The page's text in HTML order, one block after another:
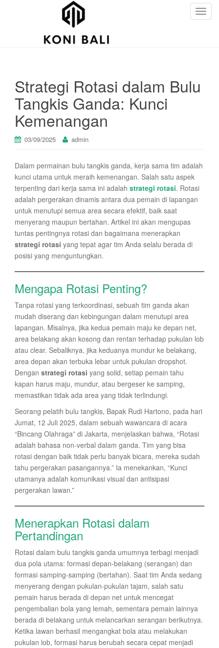
T
o
Strategi Rotasi dalam Bulu
Tangkis Ganda: Kunci
Kemenangan
03/09/2025 admin
Dalam permainan bulu tangkis ganda, kerja sama tim adalah
kunci utama untuk meraih kemenangan. Salah satu aspek
terpenting dari kerja sama ini adalah strategi rotasi. Rotasi
adalah pergerakan dinamis antara dua pemain di lapangan
untuk menutupi semua area secara efektif, baik saat
menyerang maupun bertahan. Artikel ini akan mengupas
tuntas pentingnya rotasi dan bagaimana menerapkan
strategi rotasi yang tepat agar tim Anda selalu berada di
posisi yang menguntungkan.
Mengapa Rotasi Penting?
Tanpa rotasi yang terkoordinasi, sebuah tim ganda akan
mudah diserang dan kebingungan dalam menutupi area
lapangan. Misalnya, jika kedua pemain maju ke depan net,
area belakang akan kosong dan rentan terhadap pukulan lob
atau clear. Sebaliknya, jika keduanya mundur ke belakang,
area depan akan terbuka lebar untuk pukulan dropshot.
Dengan strategi rotasi yang solid, setiap pemain tahu
kapan harus maju, mundur, atau bergeser ke samping,
memastikan tidak ada area yang tidak terlindungi.
Seorang pelatih bulu tangkis, Bapak Rudi Hartono, pada hari
Jumat, 12 Juli 2025, dalam sebuah wawancara di acara
“Bincang Olahraga” di Jakarta, menjelaskan bahwa, “Rotasi
adalah bahasa non-verbal dalam ganda. Tim yang bisa
rotasi dengan baik tidak perlu banyak bicara, mereka sudah
tahu pergerakan pasangannya.” Ia menekankan, “Kunci
utamanya adalah komunikasi visual dan antisipasi
pergerakan lawan.”
Menerapkan Rotasi dalam
Pertandingan
Rotasi dalam bulu tangkis ganda umumnya terbagi menjadi
dua pola utama: formasi depan-belakang (serangan) dan
formasi samping-samping (bertahan). Saat tim Anda sedang
menyerang dengan pukulan-pukulan tajam, salah satu
pemain harus berada di depan net untuk mencegat
pengembalian bola yang lemah, sementara pemain lainnya
berada di belakang untuk melancarkan serangan berikutnya.
Ketika lawan berhasil mengangkat bola atau melakukan
pukulan lob, formasi harus berubah secara cepat menjadi